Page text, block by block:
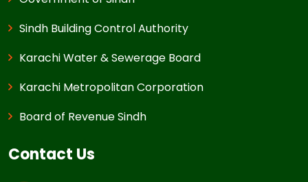
Sindh Building Control Authority
Karachi Water & Sewerage Board
Karachi Metropolitan Corporation
Board of Revenue Sindh
Contact Us